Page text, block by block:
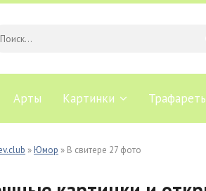
Арты Картинки
»Юмор » В свитере 27 фото